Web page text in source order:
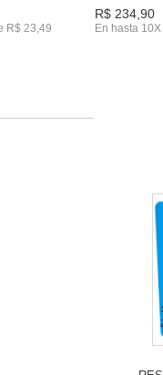
R$ 23,49
R$ 234,90
En hasta